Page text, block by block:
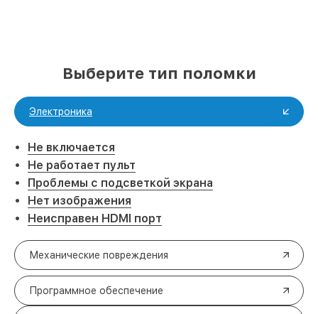
Выберите тип поломки
Электроника
Не включается
Не работает пульт
Проблемы с подсветкой экрана
Нет изображения
Неисправен HDMI порт
Механические повреждения
Программное обеспечение